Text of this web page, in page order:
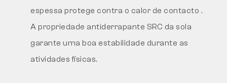
espessa protege contra o calor de contacto .
A propriedade antiderrapante SRC da sola
garante uma boa estabilidade durante as
atividades físicas.